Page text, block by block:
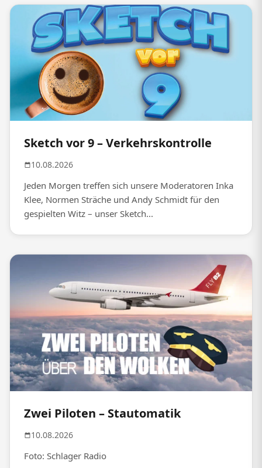
Sketch vor 9 – Verkehrskontrolle
10.08.2026
Jeden Morgen treffen sich unsere Moderatoren Inka
Klee, Normen Sträche und Andy Schmidt für den
gespielten Witz – unser Sketch...
Zwei Piloten – Stautomatik
10.08.2026
Foto: Schlager Radio